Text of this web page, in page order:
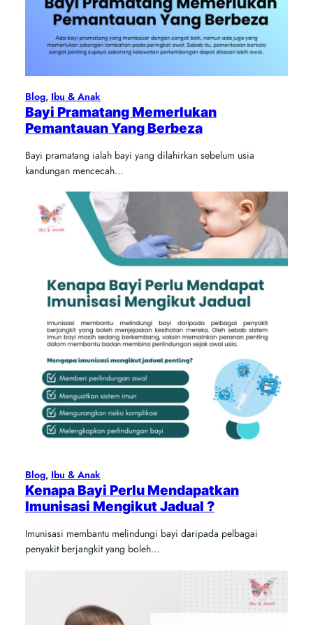
Blog, Ibu & Anak
Bayi Pramatang Memerlukan
Pemantauan Yang Berbeza
Bayi pramatang ialah bayi yang dilahirkan sebelum usia
kandungan mencecah…
Blog, Ibu & Anak
Kenapa Bayi Perlu Mendapatkan
Imunisasi Mengikut Jadual ?
Imunisasi membantu melindungi bayi daripada pelbagai
penyakit berjangkit yang boleh…